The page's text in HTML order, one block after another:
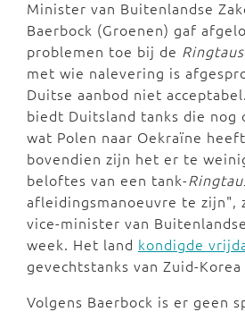
Minister van Buitenlandse
Baerbock (Groenen) gaf
problemen toe bij de
met wie nalevering is
Duitse aanbod niet
biedt Duitsland tanks die nog
wat Polen naar Oekraïne
bovendien zijn het er te
beloftes van een tank-
afleidingsmanoeuvre te zijn",
vice-minister van
week. Het land kondigde
gevechtstanks van Zuid-
Volgens Baerbock is er geen